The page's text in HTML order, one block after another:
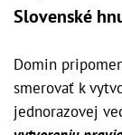
Slovenské
Domin
smerovať k
jednorazovej